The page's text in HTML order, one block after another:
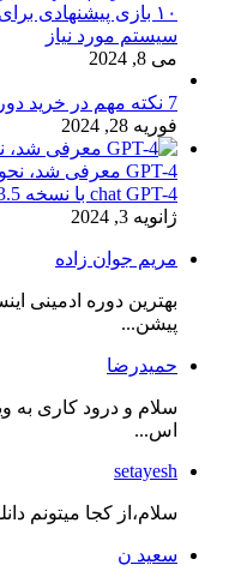
سیستم مورد نیاز
می 8, 2024
7 نکته مهم در خرید دوربین مداربسته + راهنمای خرید
فوریه 28, 2024
chat GPT-4 با نسخه 3.5
ژانویه 3, 2024
مریم جوان زاده
بهترین دوره ادمینی
پیشن...
حمیدرضا
سلام و درود کاری به
اس...
setayesh
سلام،از کجا میتونم
سعید ن